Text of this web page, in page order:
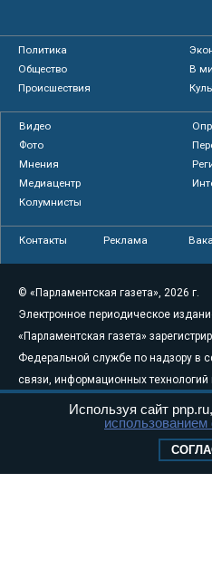
Политика
Общество
В
Происшествия
Видео
Фото
Мнения
Медиацентр
Колумнисты
Контакты Реклама
© «Парламентская газета», 2026 г.
Электронное периодическое
«Парламентская газета»
Федеральной службе по надзору в
связи, информационных технологий
массовых коммуникаций
августа 2011 года. 18+
Свидетельство о регистрации Эл №
Используя сайт